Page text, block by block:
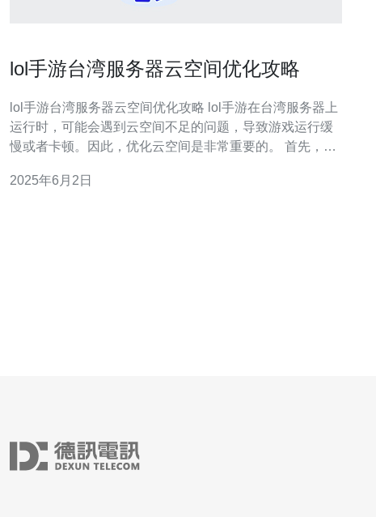
lol手游台湾服务器云空间优化攻略
lol手游台湾服务器云空间优化攻略 lol手游在台湾服务器上
运行时，可能会遇到云空间不足的问题，导致游戏运行缓
慢或者卡顿。因此，优化云空间是非常重要的。 首先，我
找到应用管理，选择lol手游，然后点击清理缓存和清理数
2025年6月2日